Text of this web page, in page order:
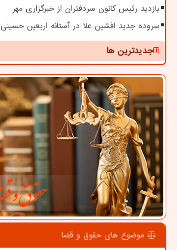
بازدید رئیس کانون سردفتران از خبرگزاری مهر
سروده جدید افشین علا در آستانه اربعین حسینی
جدیدترین ها
موضوع های حقوق و قضا